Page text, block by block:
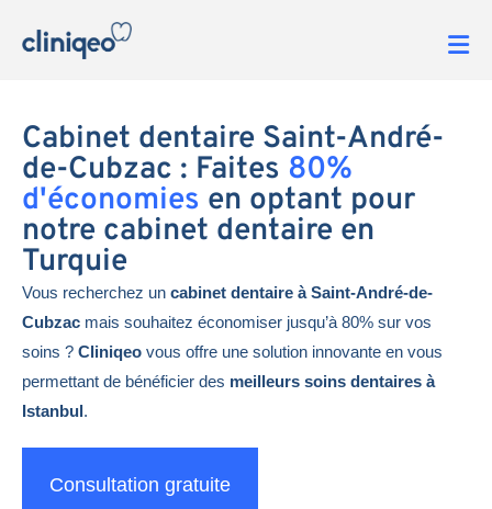
Cabinet dentaire Saint-André-
de-Cubzac : Faites 80%
d'économies en optant pour
notre cabinet dentaire en
Turquie
Vous recherchez un cabinet dentaire à Saint-André-de-
Cubzac mais souhaitez économiser jusqu’à 80% sur vos
soins ? Cliniqeo vous offre une solution innovante en vous
permettant de bénéficier des meilleurs soins dentaires à
Istanbul.
Consultation gratuite